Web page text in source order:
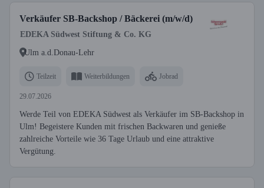
Verkäufer SB-Backshop / Bäckerei (m/w/d)
EDEKA Südwest Stiftung & Co. KG
Ulm a.d.Donau-Lehr
Teilzeit Weiterbildungen Jobrad
29.07.2026
Werde Teil von EDEKA Südwest als Verkäufer im SB-Backshop in
Ulm! Begeistere Kunden mit frischen Backwaren und genieße
zahlreiche Vorteile wie 36 Tage Urlaub und eine attraktive
Vergütung.